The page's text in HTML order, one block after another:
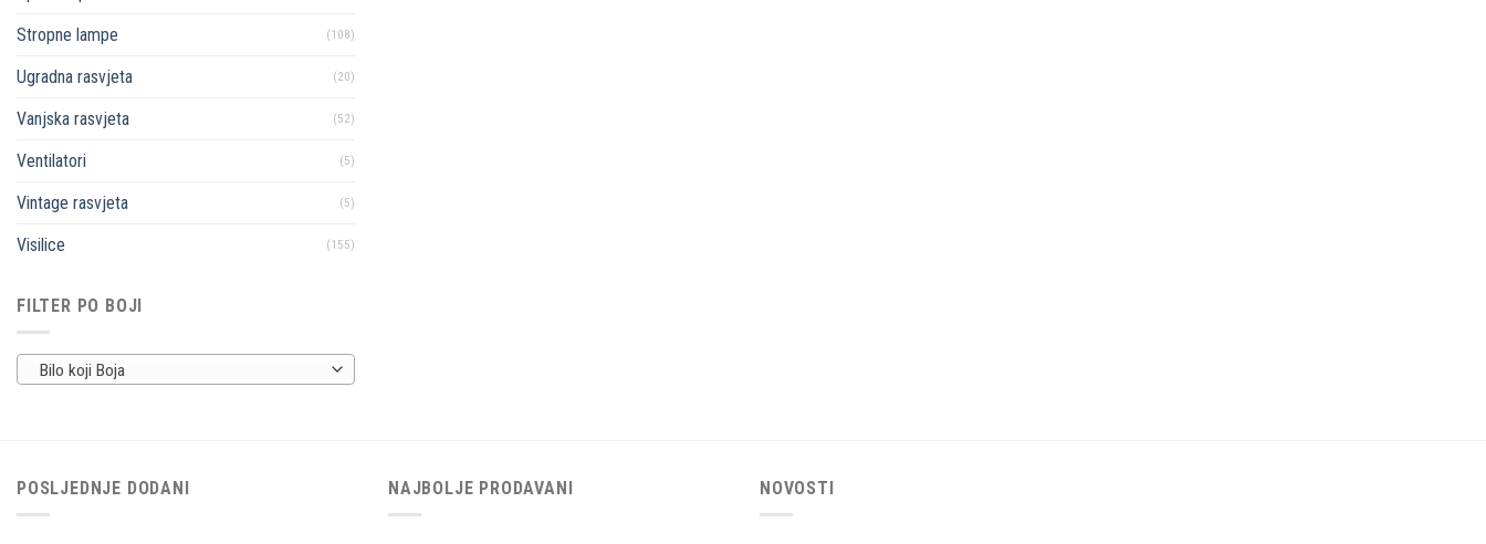
Stropne lampe
(108)
Ugradna rasvjeta (20)
Vanjska rasvjeta (52)
Ventilatori (5)
Vintage rasvjeta (5)
Visilice (155)
FILTER PO BOJI
Bilo koji Boja
POSLJEDNJE DODANI NAJBOLJE PRODAVANI NOVOSTI